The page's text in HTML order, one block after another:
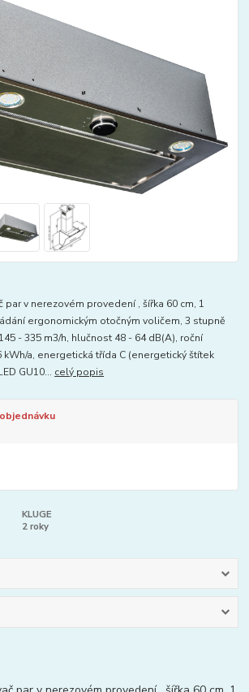
par v nerezovém provedení , šířka 60 cm, 1
ergonomickým otočným voličem, 3 stupně
- 335 m3/h, hlučnost 48 - 64 dB(A), roční
a, energetická třída C (energetický štítek
GU10... celý popis
KLUGE
2 roky